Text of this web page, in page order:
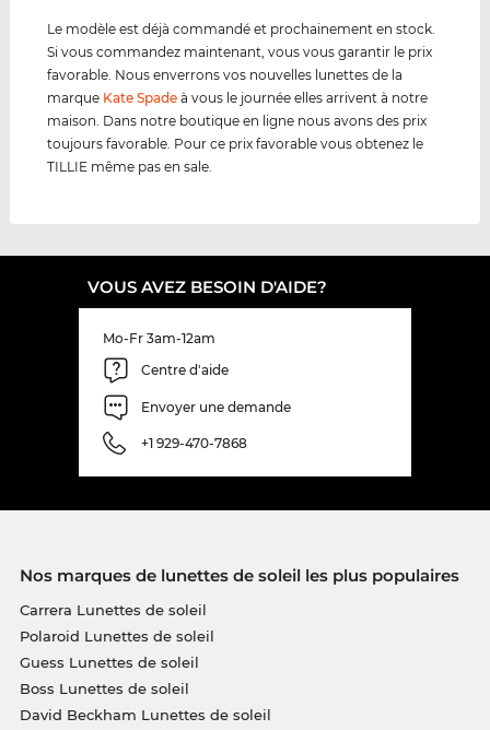
Le modèle est déjà commandé et prochainement en stock.
Si vous commandez maintenant, vous vous garantir le prix
favorable. Nous enverrons vos nouvelles lunettes de la
marque Kate Spade à vous le journée elles arrivent à notre
maison. Dans notre boutique en ligne nous avons des prix
toujours favorable. Pour ce prix favorable vous obtenez le
TILLIE même pas en sale.
VOUS AVEZ BESOIN D'AIDE?
Mo-Fr 3am-12am
Centre d'aide
Envoyer une demande
+1 929-470-7868
Nos marques de lunettes de soleil les plus populaires
Carrera Lunettes de soleil
Polaroid Lunettes de soleil
Guess Lunettes de soleil
Boss Lunettes de soleil
David Beckham Lunettes de soleil